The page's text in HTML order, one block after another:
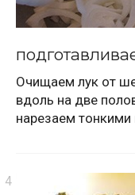
Очищаем лук от
вдоль на две
нарезаем